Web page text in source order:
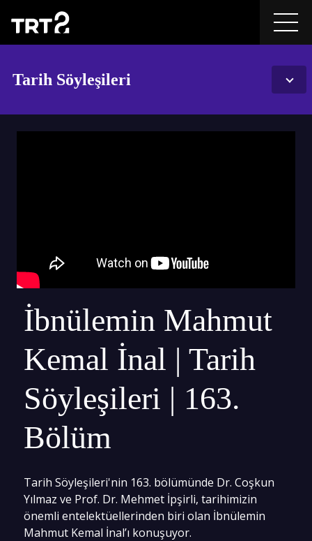
Tarih Söyleşileri
İbnülemin Mahmut
Kemal İnal | Tarih
Söyleşileri | 163.
Bölüm
Tarih Söyleşileri'nin 163. bölümünde Dr. Coşkun
Yılmaz ve Prof. Dr. Mehmet İpşirli, tarihimizin
önemli entelektüellerinden biri olan İbnülemin
Mahmut Kemal İnal’ı konuşuyor.